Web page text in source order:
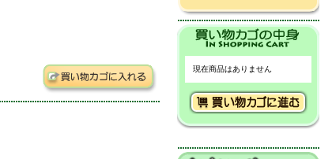
現在商品はありません